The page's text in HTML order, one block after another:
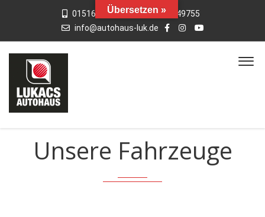
015163769659
01742949755
info@autohaus-luk.de
Unsere Fahrzeuge
Übersetzen »